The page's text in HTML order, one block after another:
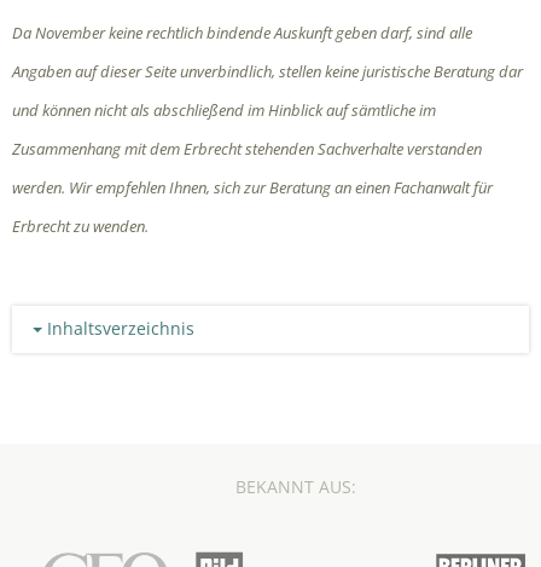
Da November keine rechtlich bindende Auskunft geben darf, sind alle
Angaben auf dieser Seite unverbindlich, stellen keine juristische Beratung dar
und können nicht als abschließend im Hinblick auf sämtliche im
Zusammenhang mit dem Erbrecht stehenden Sachverhalte verstanden
werden. Wir empfehlen Ihnen, sich zur Beratung an einen Fachanwalt für
Erbrecht zu wenden.
Inhaltsverzeichnis
BEKANNT AUS: